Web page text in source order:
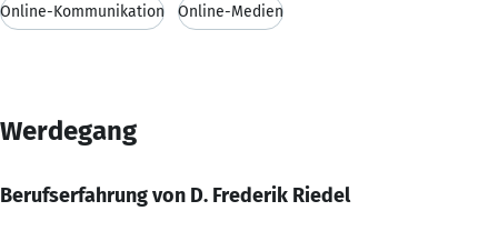
Online-Kommunikation Online-Medien
Werdegang
Berufserfahrung von D. Frederik Riedel